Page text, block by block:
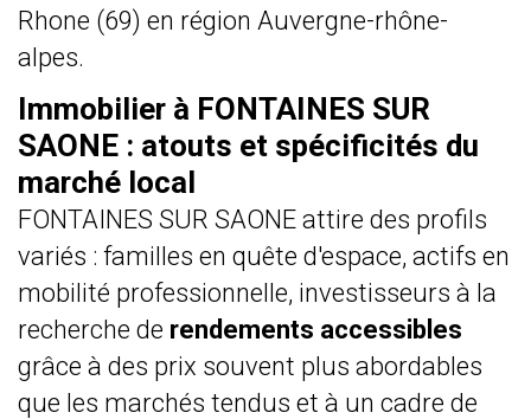
Rhone (69) en région Auvergne-rhône-
alpes.
Immobilier à FONTAINES SUR
SAONE : atouts et spécificités du
marché local
FONTAINES SUR SAONE attire des profils
variés : familles en quête d'espace, actifs en
mobilité professionnelle, investisseurs à la
recherche de rendements accessibles
grâce à des prix souvent plus abordables
que les marchés tendus et à un cadre de